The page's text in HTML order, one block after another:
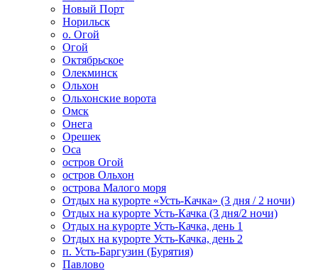
Новый Порт
Норильск
о. Огой
Огой
Октябрьское
Олекминск
Ольхон
Ольхонские ворота
Омск
Онега
Орешек
Оса
остров Огой
остров Ольхон
острова Малого моря
Отдых на курорте «Усть-Качка» (3 дня / 2 ночи)
Отдых на курорте Усть-Качка (3 дня/2 ночи)
Отдых на курорте Усть-Качка, день 1
Отдых на курорте Усть-Качка, день 2
п. Усть-Баргузин (Бурятия)
Павлово